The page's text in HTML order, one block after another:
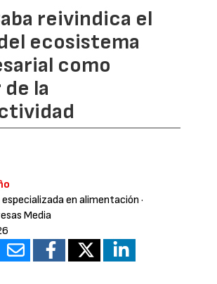
reivindica el
ecosistema
como
la
en alimentación ·
Media